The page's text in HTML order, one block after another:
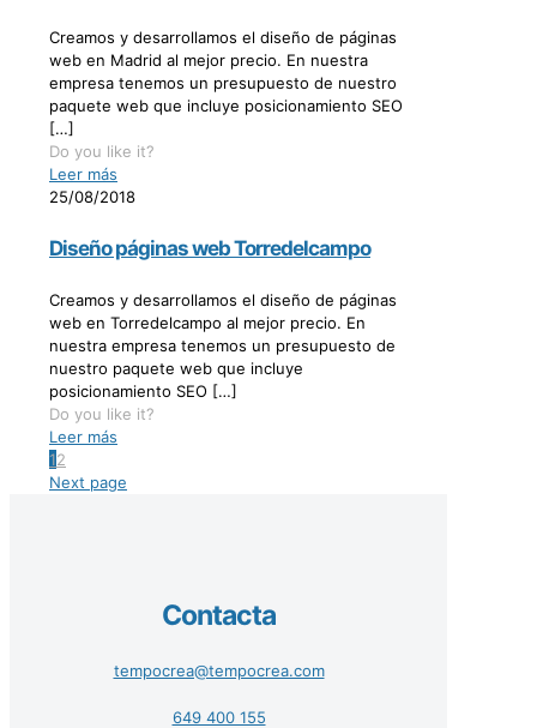
Creamos y desarrollamos el diseño de páginas
web en Madrid al mejor precio. En nuestra
empresa tenemos un presupuesto de nuestro
paquete web que incluye posicionamiento SEO
[…]
Do you like it?
Leer más
25/08/2018
Diseño páginas web Torredelcampo
Creamos y desarrollamos el diseño de páginas
web en Torredelcampo al mejor precio. En
nuestra empresa tenemos un presupuesto de
nuestro paquete web que incluye
posicionamiento SEO […]
Do you like it?
Leer más
12
Next page
Contacta
tempocrea@tempocrea.com
649 400 155